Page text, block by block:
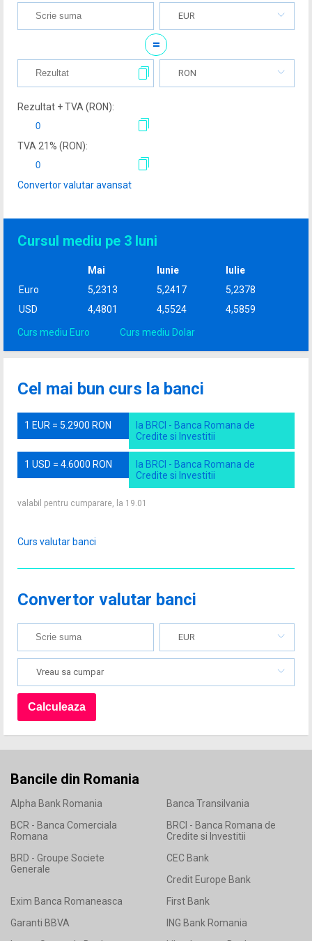
EUR
=
RON
Rezultat + TVA (RON):
TVA 21% (RON):
Convertor valutar avansat
Cursul mediu pe 3 luni
Mai Iunie
Iulie
Euro
5,2313 5,2417
5,2378
USD
4,4801 4,5524 4,5859
Curs mediu Euro Curs mediu Dolar
Cel mai bun curs la banci
1 EUR = 5.2900 RON
la BRCI - Banca Romana de
Credite si Investitii
1 USD = 4.6000 RON
la BRCI - Banca Romana de
Credite si Investitii
valabil pentru cumparare, la 19.01
Curs valutar banci
Convertor valutar banci
EUR
Vreau sa cumpar
Bancile din Romania
Alpha Bank Romania
Banca Transilvania
BCR - Banca Comerciala
Romana
BRCI - Banca Romana de
Credite si Investitii
BRD - Groupe Societe
Generale
CEC Bank
Credit Europe Bank
Exim Banca Romaneasca
First Bank
Garanti BBVA
ING Bank Romania